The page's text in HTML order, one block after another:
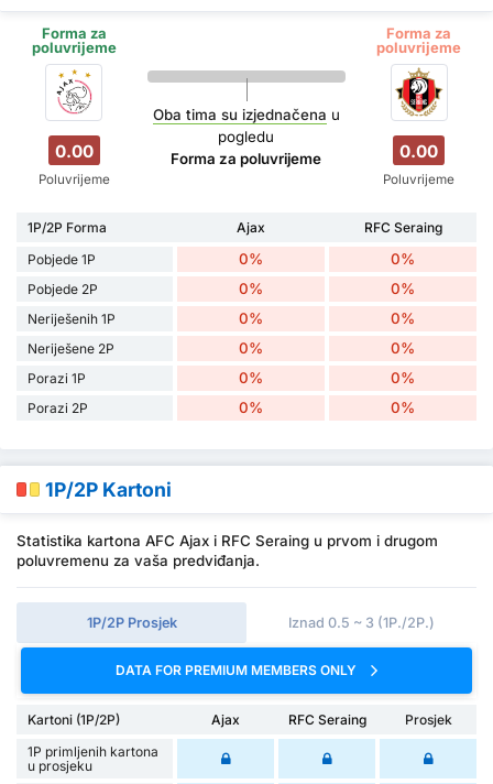
Forma za
poluvrijeme
Forma za
poluvrijeme
0.00
Poluvrijeme
Oba tima su izjednačena u
pogledu
Forma za poluvrijeme
0.00
Poluvrijeme
1P/2P Forma Ajax
RFC Seraing
Pobjede 1P
0% 0%
Pobjede 2P 0% 0%
Neriješenih 1P 0% 0%
Neriješene 2P 0% 0%
Porazi 1P 0% 0%
Porazi 2P 0% 0%
1P/2P Kartoni
Statistika kartona AFC Ajax i RFC Seraing u prvom i drugom
poluvremenu za vaša predviđanja.
1P/2P Prosjek Iznad 0.5 ~ 3 (1P./2P.)
DATA FOR PREMIUM MEMBERS ONLY
Kartoni (1P/2P) Ajax RFC Seraing
Prosjek
1P primljenih kartona
u prosjeku